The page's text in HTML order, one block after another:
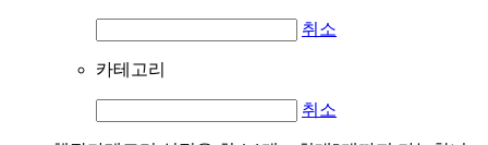
취소
카테고리
취소